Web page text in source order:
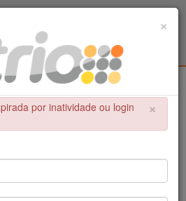
- UFPB
×
A OPERAÇÃO
por inatividade ou login não
×
×
por inatividade ou login